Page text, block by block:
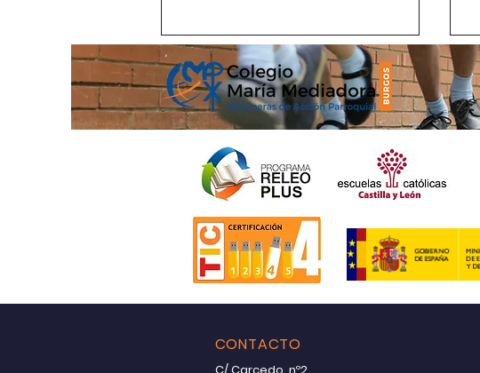
Final refrescante
CONTACTO